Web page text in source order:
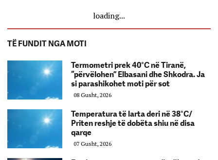
loading...
TË FUNDIT NGA MOTI
Termometri prek 40°C në Tiranë,
“përvëlohen” Elbasani dhe Shkodra. Ja
si parashikohet moti për sot
08 Gusht, 2026
Temperatura të larta deri në 38°C/
Priten reshje të dobëta shiu në disa
qarqe
07 Gusht, 2026